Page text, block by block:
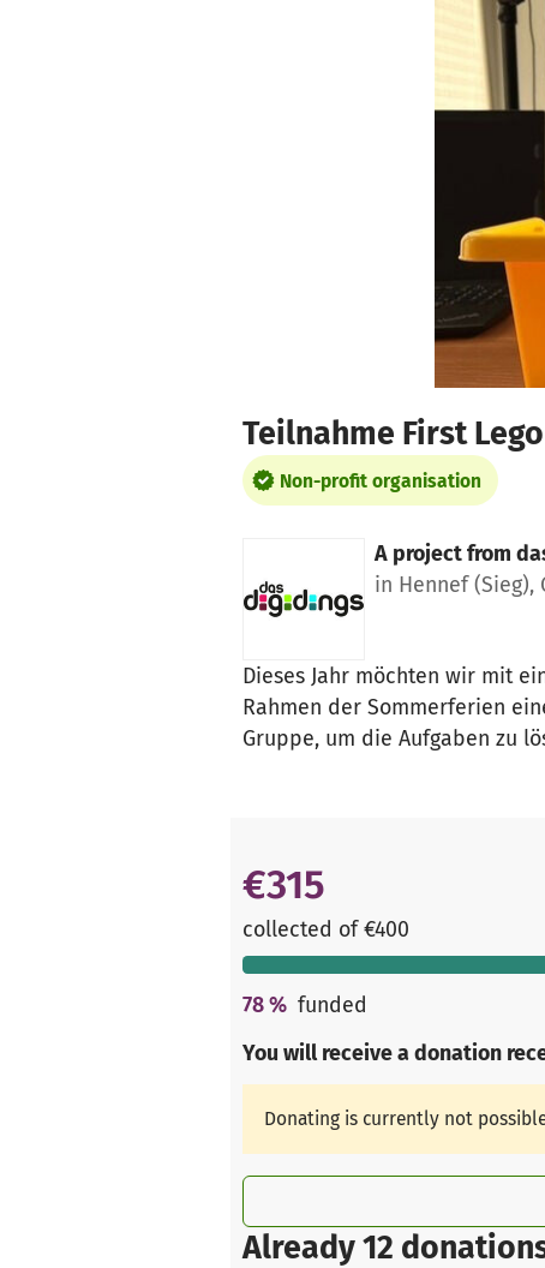
Teilnahme First
Non-profit organisation
A project from
in Hennef (Sieg),
Dieses Jahr möchten wir mit
Rahmen der Sommerferien
Gruppe, um die Aufgaben zu
Already 12
€315
collected of €400
78% funded
You will receive a donation
Donating is currently not